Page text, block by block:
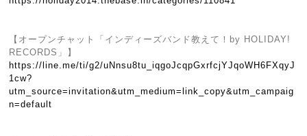
【オープンチャット「インディーズバンド教えて！by HOLIDAY!
RECORDS」】
https://line.me/ti/g2/uNnsu8tu_iqgoJcqpGxrfcjYJqoWH6FXqyJ
1cw?
utm_source=invitation&utm_medium=link_copy&utm_campaig
n=default